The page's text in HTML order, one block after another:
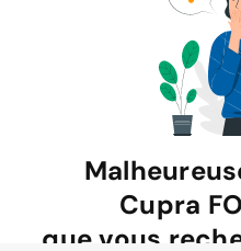
Cupra
que vous